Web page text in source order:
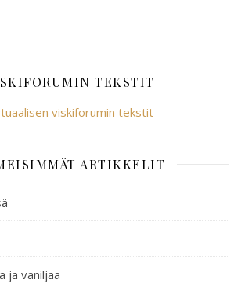
TEKSTIT
viskiforumin tekstit
ARTIKKELIT
ja vaniljaa